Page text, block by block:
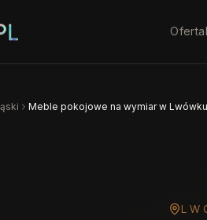
Oferta
Meble pokojowe na wymiar w